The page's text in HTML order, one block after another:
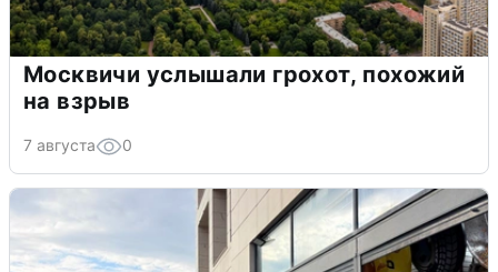
Москвичи услышали грохот, похожий
на взрыв
7 августа 0